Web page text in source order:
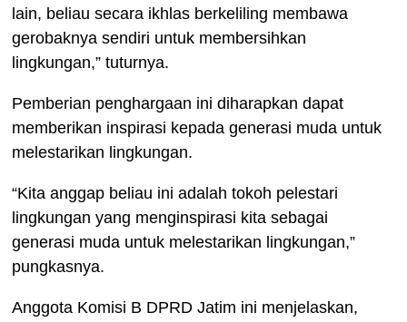
lain, beliau secara ikhlas berkeliling membawa
gerobaknya sendiri untuk membersihkan
lingkungan,” tuturnya.
Pemberian penghargaan ini diharapkan dapat
memberikan inspirasi kepada generasi muda untuk
melestarikan lingkungan.
“Kita anggap beliau ini adalah tokoh pelestari
lingkungan yang menginspirasi kita sebagai
generasi muda untuk melestarikan lingkungan,”
pungkasnya.
Anggota Komisi B DPRD Jatim ini menjelaskan,